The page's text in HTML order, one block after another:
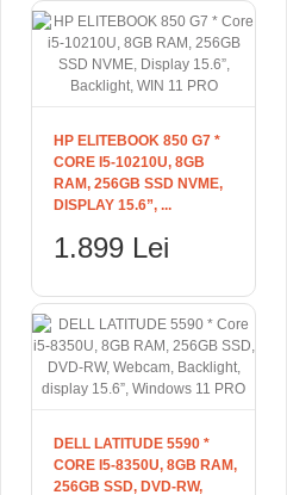
HP ELITEBOOK 850 G7 *
CORE I5-10210U, 8GB
RAM, 256GB SSD NVME,
DISPLAY 15.6”, ...
1.899 Lei
DELL LATITUDE 5590 *
CORE I5-8350U, 8GB RAM,
256GB SSD, DVD-RW,